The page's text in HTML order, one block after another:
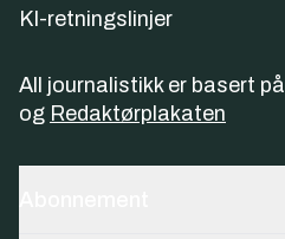
KI-retningslinjer
All journalistikk er basert på
og Redaktørplakaten